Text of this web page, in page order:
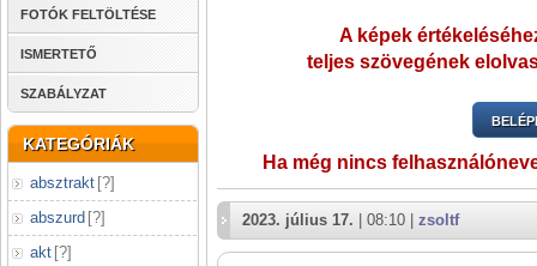
FOTÓK FELTÖLTÉSE
ISMERTETŐ
SZABÁLYZAT
KATEGÓRIÁK
absztrakt [?]
abszurd [?]
akt [?]
A képek
teljes szövegének
Ha még nincs
2023. július 17. | 08:10 | zsoltf